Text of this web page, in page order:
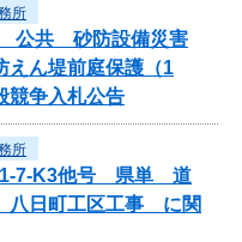
所
公共 砂防設備災害
えん堤前庭保護（1
争入札公告
所
11-7-K3他号 県単 道
八日町工区工事 に関